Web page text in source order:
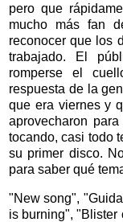
pero que
mucho más fan
reconocer que los
trabajado. El
romperse el
respuesta de la
que era viernes y
aprovecharon
tocando, casi todo
su primer disco.
para saber qué
"New song",
is burning", "Blister